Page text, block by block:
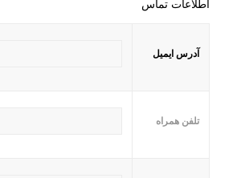
اطلاعات تماس
آدرس ایمیل
تلفن همراه